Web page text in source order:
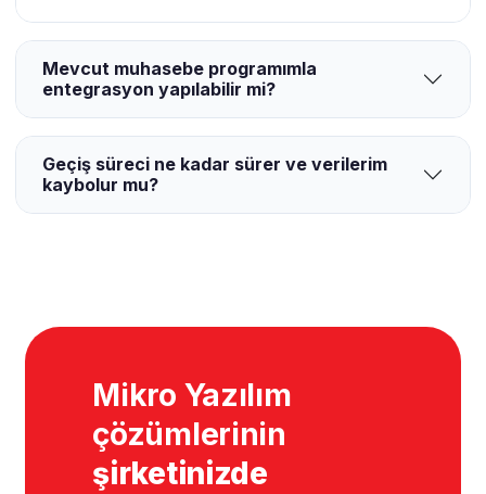
Mevcut muhasebe programımla
entegrasyon yapılabilir mi?
Geçiş süreci ne kadar sürer ve verilerim
kaybolur mu?
Mikro Yazılım
çözümlerinin
şirketinizde